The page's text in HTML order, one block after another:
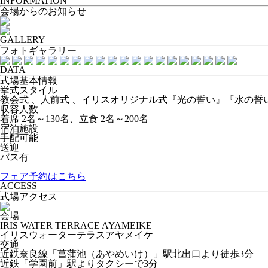
会場からのお知らせ
GALLERY
フォトギャラリー
DATA
式場基本情報
挙式スタイル
教会式 、人前式 、イリスオリジナル式『光の誓い』『水の誓
収容人数
着席 2名～130名、立食 2名～200名
宿泊施設
手配可能
送迎
バス有
フェア予約はこちら
ACCESS
式場アクセス
会場
IRIS WATER TERRACE AYAMEIKE
イリスウォーターテラスアヤメイケ
交通
近鉄奈良線「菖蒲池（あやめいけ）」駅北出口より徒歩3分
近鉄「学園前」駅よりタクシーで3分